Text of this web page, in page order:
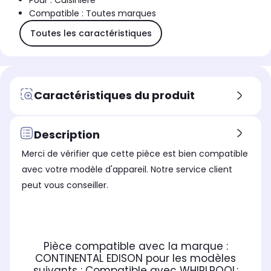
Compatible : Toutes marques
Toutes les caractéristiques
Caractéristiques du produit
Description
Merci de vérifier que cette pièce est bien compatible
avec votre modèle d'appareil. Notre service client
peut vous conseiller.
Pièce compatible avec la marque :
CONTINENTAL EDISON